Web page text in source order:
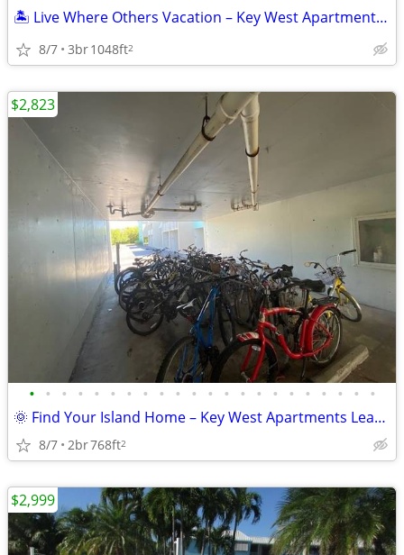
🏝️ Live Where Others Vacation – Key West Apartments Available!
8/7 3br1048ft2
• • • • • • • • • • • • • • • • • • • • • •
🌞 Find Your Island Home – Key West Apartments Leasing Now!
8/7 2br768ft2
$2,823
$2,999